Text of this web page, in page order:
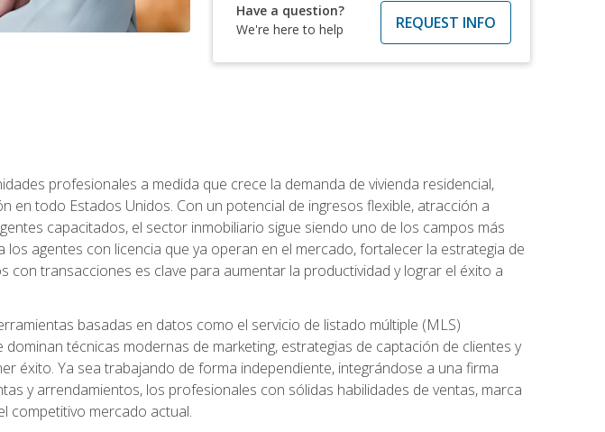
Have a question?
We're here to help
REQUEST INFO
profesionales a medida que crece la demanda de vivienda residencial,
en todo Estados Unidos. Con un potencial de ingresos flexible, atracción a
capacitados, el sector inmobiliario sigue siendo uno de los campos más
agentes con licencia que ya operan en el mercado, fortalecer la estrategia de
con transacciones es clave para aumentar la productividad y lograr el éxito a
basadas en datos como el servicio de listado múltiple (MLS)
técnicas modernas de marketing, estrategias de captación de clientes y
éxito. Ya sea trabajando de forma independiente, integrándose a una firma
y arrendamientos, los profesionales con sólidas habilidades de ventas, marca
competitivo mercado actual.